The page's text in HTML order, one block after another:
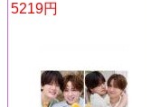
5219円